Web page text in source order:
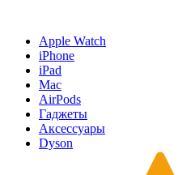
Apple Watch
iPhone
iPad
Mac
AirPods
Гаджеты
Аксессуары
Dyson